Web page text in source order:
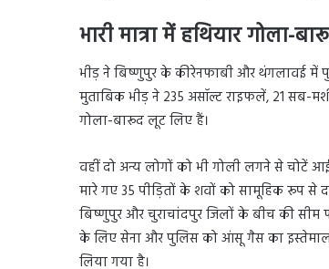
भारी मात्रा में हथियार गोला-
भीड़ ने बिष्णुपुर के कीरेनफाबी और थंगलावई में
मुताबिक भीड़ ने 235 असॉल्ट राइफलें, 21 सब-
गोला-बारूद लूट लिए हैं।
वहीं दो अन्य लोगों को भी गोली लगने से चोटें
मारे गए 35 पीड़ितों के शवों को सामूहिक रूप
बिष्णुपुर और चुराचांदपुर जिलों के बीच की सीम
के लिए सेना और पुलिस को आंसू गैस का
लिया गया है।